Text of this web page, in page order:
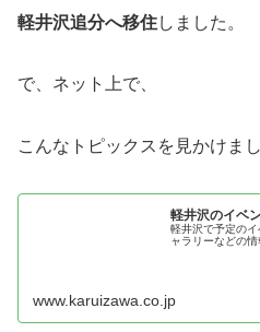
軽井沢追分へ移住しました。
で、ネット上で、
こんなトピックスを見かけまし
軽井沢のイベ
軽井沢で予定の
ャラリーなどの情
www.karuizawa.co.jp